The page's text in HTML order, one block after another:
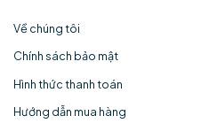
Về chúng tôi
Chính sách bảo mật
Hình thức thanh toán
Hướng dẫn mua hàng